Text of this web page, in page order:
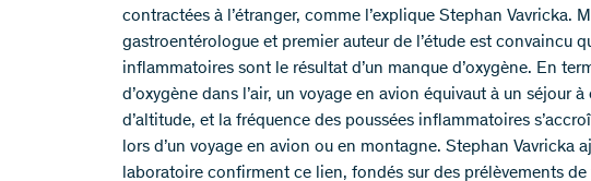
contractées à l’étranger, comme l’explique Stephan Vavricka.
gastroentérologue et premier auteur de l’étude est convaincu
inflammatoires sont le résultat d’un manque d’oxygène. En
d’oxygène dans l’air, un voyage en avion équivaut à un séjour
d’altitude, et la fréquence des poussées inflammatoires
lors d’un voyage en avion ou en montagne. Stephan Vavricka
laboratoire confirment ce lien, fondés sur des prélèvements